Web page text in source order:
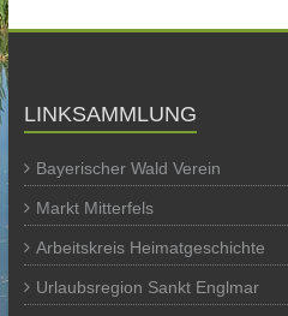
LINKSAMMLUNG
Bayerischer Wald Verein
Markt Mitterfels
Arbeitskreis Heimatgeschichte
Urlaubsregion Sankt Englmar